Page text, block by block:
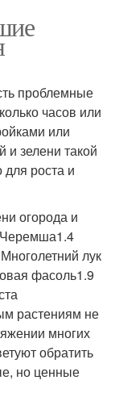
проблемные
часов или
или
зелени такой
для роста и
огорода и
Черемша1.4
лук
фасоль1.9
растениям не
многих
обратить
но ценные